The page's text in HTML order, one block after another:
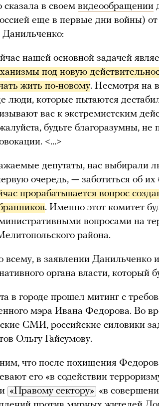
сказала в своем видеообращении
еще в первые дни войны) от
Данильченко:
нашей основной задачей
под новую
жить по-новому. Несмотря на
люди, которые пытаются
вас к экстремистским
будьте благоразумны, не
<…>
депутаты, нас выбирали
очередь, — заботиться об
прорабатывается вопрос
. Именно этот комитет
вопросами на
района.
всему, в заявлении Данильченко
органа власти, который
в городе прошел митинг с
мэра Ивана Федорова. Во
СМИ, российские силовики
Ольгу Гайсумову.
что после похищения
его «в содействии
«Правому сектору» «в